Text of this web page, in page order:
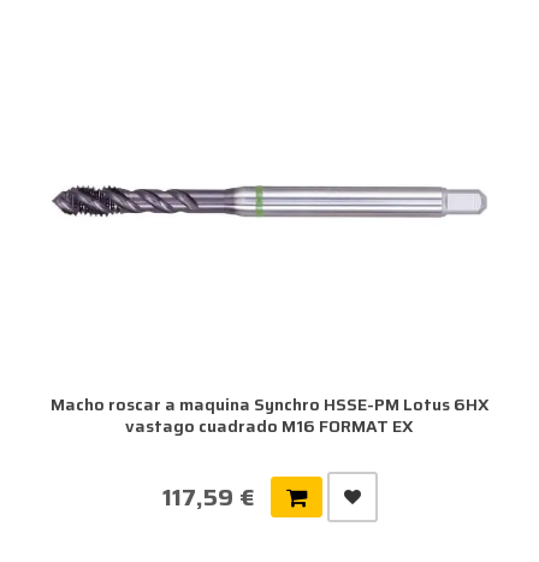
Macho roscar a maquina Synchro HSSE-PM Lotus 6HX
vastago cuadrado M16 FORMAT EX
117,59 €